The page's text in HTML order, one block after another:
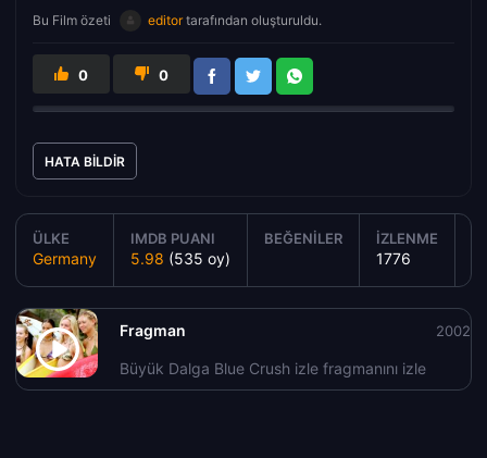
Bu Film özeti editortarafından oluşturuldu.
0 0
HATA BILDIR
ÜLKE
Germany
IMDB PUANI
5.98 (535 oy)
BEĞENILER İZLENME
1776
Fragman
Büyük Dalga Blue Crush izle fragmanını izle
2002